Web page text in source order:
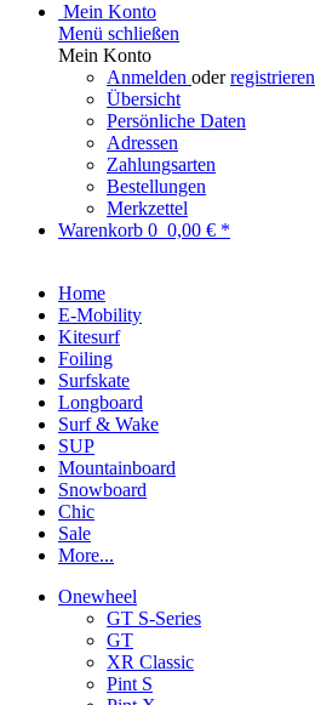
Mein Konto
Menü schließen
Mein Konto
Anmelden oderregistrieren
Übersicht
Persönliche Daten
Adressen
Zahlungsarten
Bestellungen
Merkzettel
Warenkorb 0 0,00 € *
Home
E-Mobility
Kitesurf
Foiling
Surfskate
Longboard
Surf & Wake
SUP
Mountainboard
Snowboard
Chic
Sale
More...
Onewheel
GT S-Series
GT
XR Classic
Pint S